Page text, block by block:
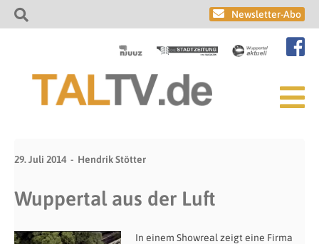
Newsletter-Abo
29. Juli 2014 Hendrik Stötter
Wuppertal aus der Luft
In einem Showreal zeigt eine Firma